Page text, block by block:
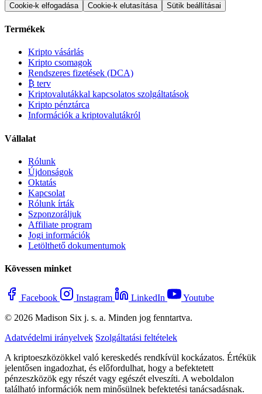
Cookie-k elfogadása Cookie-k elutasítása Sütik beállításai
Termékek
Kripto vásárlás
Kripto csomagok
Rendszeres fizetések (DCA)
₿ terv
Kriptovalutákkal kapcsolatos szolgáltatások
Kripto pénztárca
Információk a kriptovalutákról
Vállalat
Rólunk
Újdonságok
Oktatás
Kapcsolat
Rólunk írták
Szponzoráljuk
Affiliate program
Jogi információk
Letölthető dokumentumok
Kövessen minket
Facebook Instagram LinkedIn
Youtube
© 2026 Madison Six j. s. a. Minden jog fenntartva.
Adatvédelmi irányelvek Szolgáltatási feltételek
A kriptoeszközökkel való kereskedés rendkívül kockázatos. Értékük
jelentősen ingadozhat, és előfordulhat, hogy a befektetett
pénzeszközök egy részét vagy egészét elveszíti. A weboldalon
található információk nem minősülnek befektetési tanácsadásnak.